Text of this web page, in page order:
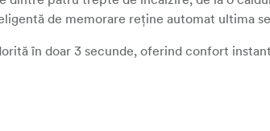
de memorare reține automat ultima
în doar 3 secunde, oferind confort